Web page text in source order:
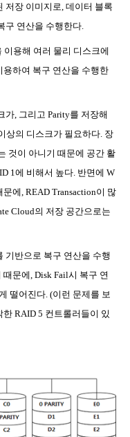
저장 이미지로 데이터 블록
구 연산을 수행한다
이용해 여러 물리 디스크에
용하여 복구 연산을 수행한
가 그리고 Parity를 저장해
상의 디스크가 필요하다 장
것이 아니기 때문에 공간 활
1 에 비해서 높다 반면에 W
문에 , READ Transaction이 많
Cloud의 저장 공간으로는
기반으로 복구 연산을 수행
때문에 , Disk Fail시 복구 연
떨어진다 . (이런 문제를 보
한RAID 5 컨트롤러들이 있